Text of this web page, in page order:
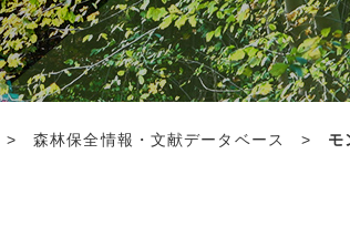
> 森林保全情報・文献データベース > モ